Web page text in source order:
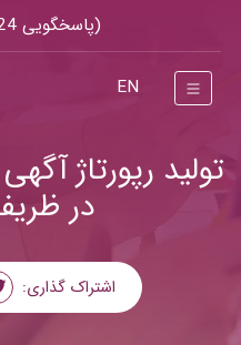
(پاسخگویی 24 ساعته)
EN
تولید رپورتاژ
در
اشتراک گذاری: